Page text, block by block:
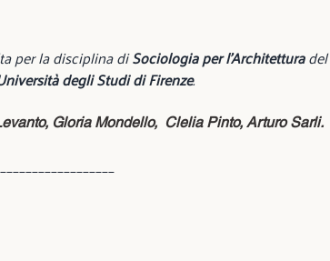
per la disciplina di Sociologia per l'Architettura del
degli Studi di Firenze.
Gloria Mondello,  Clelia Pinto, Arturo Sarli.